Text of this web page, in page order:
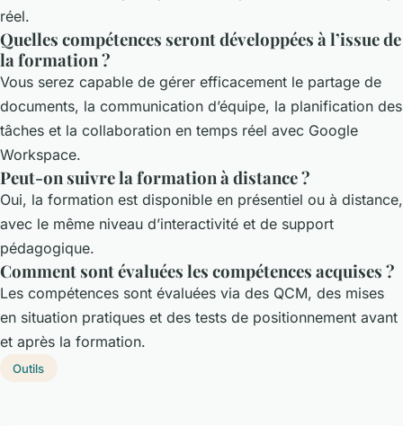
réel.
Quelles compétences seront développées à l’issue de
la formation ?
Vous serez capable de gérer efficacement le partage de
documents, la communication d’équipe, la planification des
tâches et la collaboration en temps réel avec Google
Workspace.
Peut-on suivre la formation à distance ?
Oui, la formation est disponible en présentiel ou à distance,
avec le même niveau d’interactivité et de support
pédagogique.
Comment sont évaluées les compétences acquises ?
Les compétences sont évaluées via des QCM, des mises
en situation pratiques et des tests de positionnement avant
et après la formation.
Outils